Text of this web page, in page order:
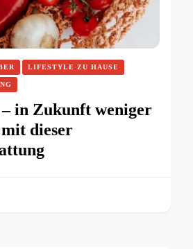
LIFESTYLE ZU HAUSE
in Zukunft weniger
dieser